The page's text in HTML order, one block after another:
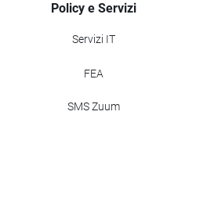
Policy e Servizi
Servizi IT
FEA
SMS Zuum